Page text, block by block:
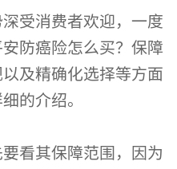
受消费者欢迎，一度
防癌险怎么买？保障
及精确化选择等方面
的介绍。
看其保障范围，因为